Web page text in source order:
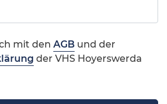
mit den AGB und der
der VHS Hoyerswerda